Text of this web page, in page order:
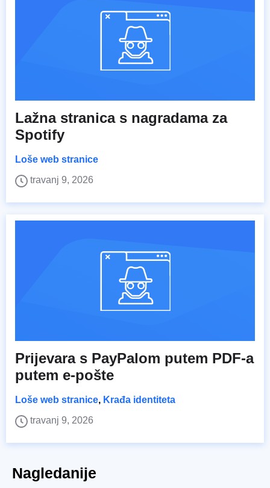
Lažna stranica s nagradama za
Spotify
Loše web stranice
travanj 9, 2026
Prijevara s PayPalom putem PDF-a
putem e-pošte
Loše web stranice, Krađa identiteta
travanj 9, 2026
Nagledanije